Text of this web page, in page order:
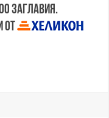
заглавия.
от